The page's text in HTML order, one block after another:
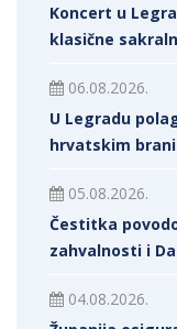
Koncert u
klasične
06.08.2026.
U Legradu
hrvatskim
05.08.2026.
Čestitka
zahvalnosti i
04.08.2026.